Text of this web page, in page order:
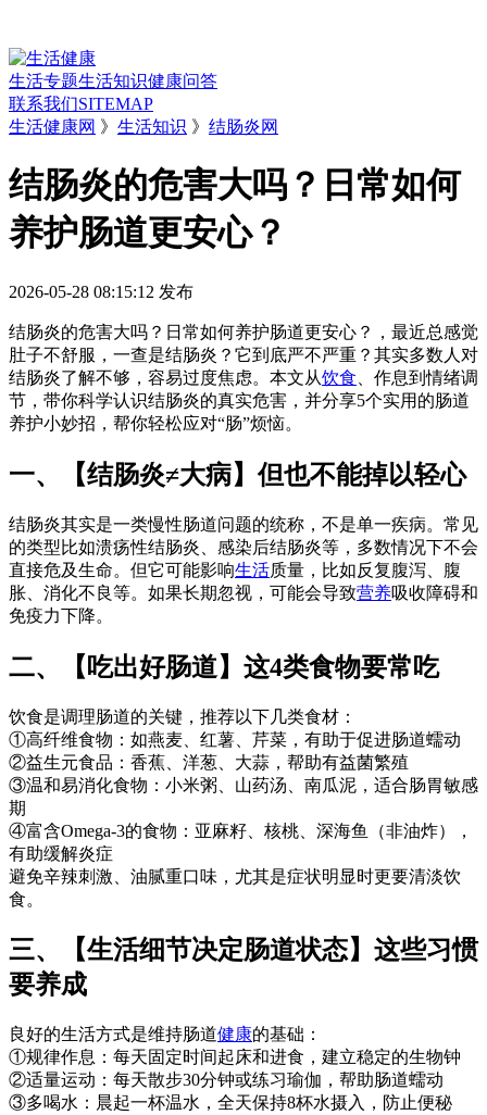
生活专题生活知识健康问答
联系我们SITEMAP
生活健康网 》 生活知识 》 结肠炎网
结肠炎的危害大吗？日常如何
养护肠道更安心？
2026-05-28 08:15:12 发布
结肠炎的危害大吗？日常如何养护肠道更安心？，最近总感觉
肚子不舒服，一查是结肠炎？它到底严不严重？其实多数人对
结肠炎了解不够，容易过度焦虑。本文从饮食 、作息到情绪调
节，带你科学认识结肠炎的真实危害，并分享5个实用的肠道
养护小妙招，帮你轻松应对“肠”烦恼。
一、【结肠炎≠大病】但也不能掉以轻心
结肠炎其实是一类慢性肠道问题的统称，不是单一疾病。常见
的类型比如溃疡性结肠炎、感染后结肠炎等，多数情况下不会
直接危及生命。但它可能影响生活质量，比如反复腹泻、腹
胀、消化不良等。如果长期忽视，可能会导致营养吸收障碍和
免疫力下降。
二、【吃出好肠道】这4类食物要常吃
饮食是调理肠道的关键，推荐以下几类食材：
①高纤维食物：如燕麦、红薯、芹菜，有助于促进肠道蠕动
②益生元食品：香蕉、洋葱、大蒜，帮助有益菌繁殖
③温和易消化食物：小米粥、山药汤、南瓜泥，适合肠胃敏感
期
④富含Omega-3的食物：亚麻籽、核桃、深海鱼（非油炸），
有助缓解炎症
避免辛辣刺激、油腻重口味，尤其是症状明显时更要清淡饮
食。
三、【生活细节决定肠道状态】这些习惯
要养成
良好的生活方式是维持肠道健康的基础：
①规律作息：每天固定时间起床和进食，建立稳定的生物钟
②适量运动：每天散步30分钟或练习瑜伽，帮助肠道蠕动
③多喝水：晨起一杯温水，全天保持8杯水摄入，防止便秘